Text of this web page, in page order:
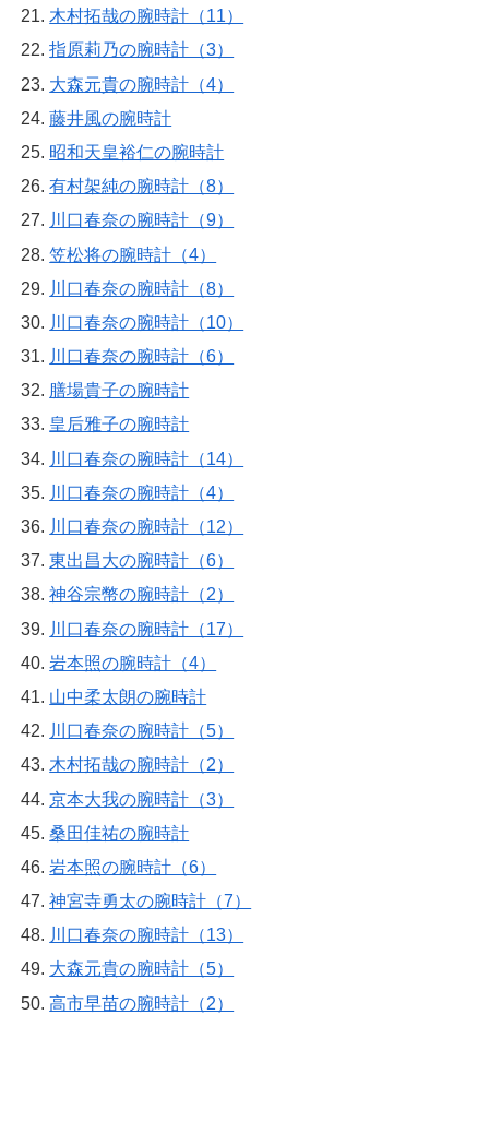
木村拓哉の腕時計（11）
指原莉乃の腕時計（3）
大森元貴の腕時計（4）
藤井風の腕時計
昭和天皇裕仁の腕時計
有村架純の腕時計（8）
川口春奈の腕時計（9）
笠松将の腕時計（4）
川口春奈の腕時計（8）
川口春奈の腕時計（10）
川口春奈の腕時計（6）
膳場貴子の腕時計
皇后雅子の腕時計
川口春奈の腕時計（14）
川口春奈の腕時計（4）
川口春奈の腕時計（12）
東出昌大の腕時計（6）
神谷宗幣の腕時計（2）
川口春奈の腕時計（17）
岩本照の腕時計（4）
山中柔太朗の腕時計
川口春奈の腕時計（5）
木村拓哉の腕時計（2）
京本大我の腕時計（3）
桑田佳祐の腕時計
岩本照の腕時計（6）
神宮寺勇太の腕時計（7）
川口春奈の腕時計（13）
大森元貴の腕時計（5）
高市早苗の腕時計（2）